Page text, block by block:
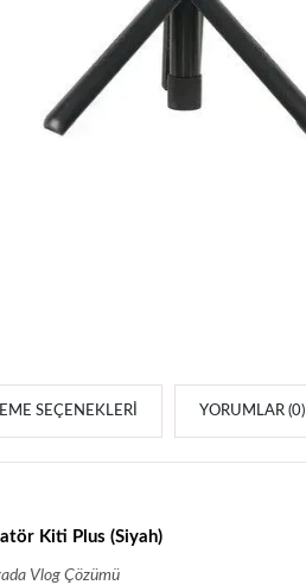
SEÇENEKLERI YORUMLAR (0)
Kiti Plus (Siyah)
Vlog Çözümü